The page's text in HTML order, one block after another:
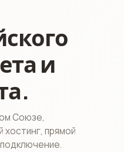
и
Союзе,
прямой